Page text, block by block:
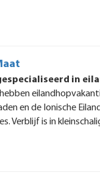
in
en de Ionische
Verblijf is in